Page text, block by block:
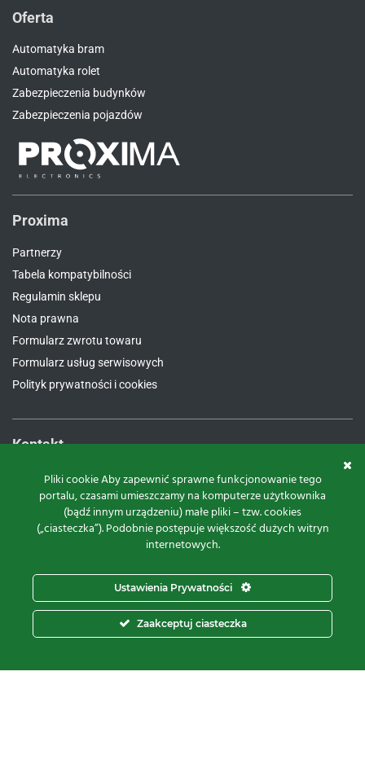
Oferta
Automatyka bram
Automatyka rolet
Zabezpieczenia budynków
Zabezpieczenia pojazdów
Proxima
Partnerzy
Tabela kompatybilności
Regulamin sklepu
Nota prawna
Formularz zwrotu towaru
Formularz usług serwisowych
Polityk prywatności i cookies
Kontakt
Proxima Spółka Jawna W.M. Fredrych, M. Fredrych
Polna 23A, 87-100 Toruń
9561939535
pon – pt.
8:00 – 16:00
+48 566 602 000
e-mail:
Pliki cookie Aby zapewnić sprawne funkcjonowanie tego
portalu, czasami umieszczamy na komputerze użytkownika
(bądź innym urządzeniu) małe pliki – tzw. cookies
(„ciasteczka”). Podobnie postępuje większość dużych witryn
internetowych.
Zaakceptuj ciasteczka
Ustawienia Prywatności